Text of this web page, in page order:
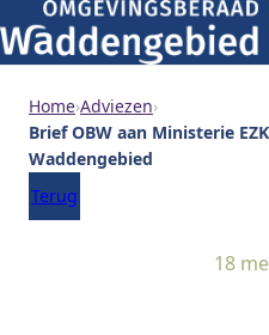
Home›Adviezen›
Brief OBW aan Ministerie
Waddengebied
Terug
18